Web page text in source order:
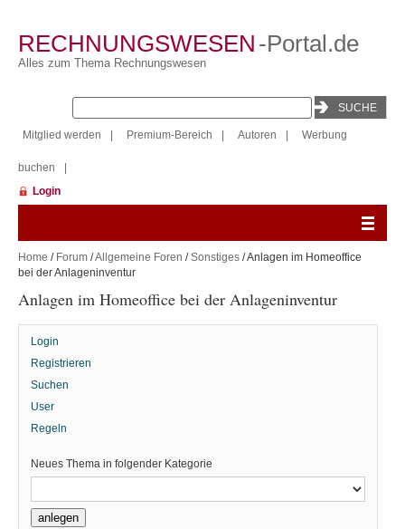
RECHNUNGSWESEN -Portal.de
Alles zum Thema Rechnungswesen
Mitglied werden Premium-Bereich Autoren Werbung
buchen
Login
Home / Forum /Allgemeine Foren /Sonstiges / Anlagen im Homeoffice
bei der Anlageninventur
Anlagen im Homeoffice bei der Anlageninventur
Login
Registrieren
Suchen
User
Regeln
Neues Thema in folgender Kategorie